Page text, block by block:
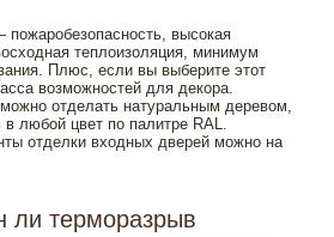
высокая
теплоизоляция, минимум
Плюс, если вы выберите этот
возможностей для декора.
отделать натуральным деревом,
любой цвет по палитре RAL.
отделки входных дверей можно на
ли терморазрыв